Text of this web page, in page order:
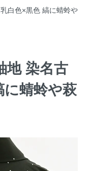
白色×黒色 縞に蜻蛉や
地 染名古
に蜻蛉や萩